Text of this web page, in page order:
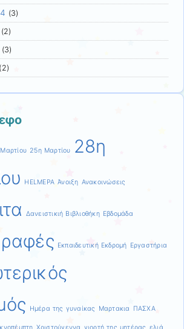
(3)
(2)
(3)
(2)
25η Μαρτίου
28η
HELMEPA Άνοιξη Ανακοινώσεις
Δανειστικιή Βιβλιοθήκη Εβδομάδα
Εκπαιδευτική Εκδρομή Εργαστήρια
Ημέρα της γυναίκας Μαρτακια ΠΑΣΧΑ